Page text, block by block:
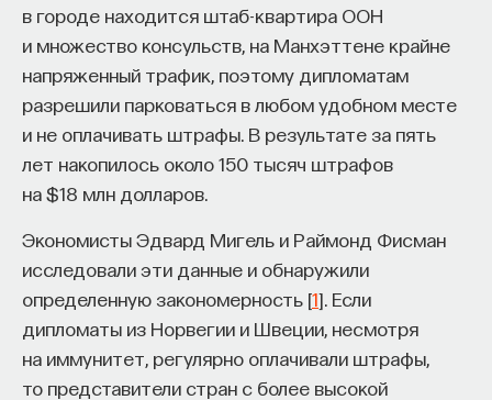
в городе находится штаб-квартира ООН
и множество консульств, на Манхэттене крайне
напряженный трафик, поэтому дипломатам
разрешили парковаться в любом удобном месте
и не оплачивать штрафы. В результате за пять
лет накопилось около 150 тысяч штрафов
на $18 млн долларов.
Экономисты Эдвард Мигель и Раймонд Фисман
исследовали эти данные и обнаружили
определенную закономерность [1]. Если
дипломаты из Норвегии и Швеции, несмотря
на иммунитет, регулярно оплачивали штрафы,
то представители стран с более высокой